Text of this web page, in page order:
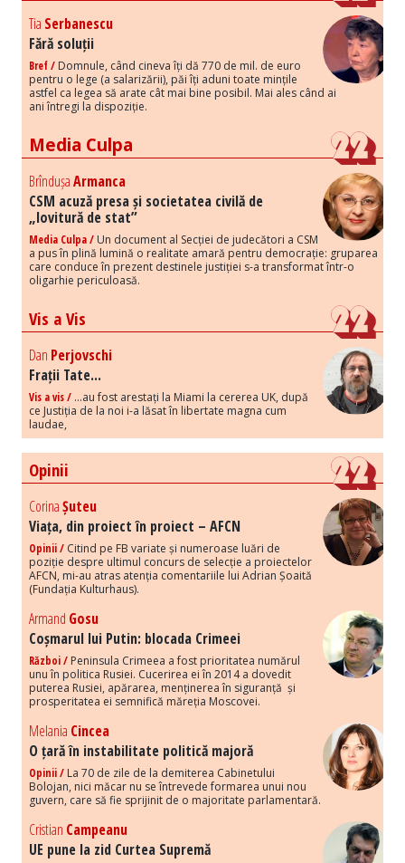
Tia Serbanescu
Fără soluții
Bref / Domnule, când cineva îți dă 770 de mil. de euro
pentru o lege (a salarizării), păi îți aduni toate mințile
astfel ca legea să arate cât mai bine posibil. Mai ales când ai
ani întregi la dispoziție.
Media Culpa
BrîndușaArmanca
CSM acuză presa și societatea civilă de
„lovitură de stat”
Media Culpa / Un document al Secției de judecători a CSM
a pus în plină lumină o realitate amară pentru democrație: gruparea
care conduce în prezent destinele justiției s-a transformat într-o
oligarhie periculoasă.
Vis a Vis
Dan Perjovschi
Frații Tate...
Vis a vis / ...au fost arestați la Miami la cererea UK, după
ce Justiția de la noi i-a lăsat în libertate magna cum
laudae,
Opinii
CorinaȘuteu
Viața, din proiect în proiect – AFCN
Opinii / Citind pe FB variate și numeroase luări de
poziție despre ultimul concurs de selecție a proiectelor
AFCN, mi-au atras atenția comentariile lui Adrian Șoaită
(Fundația Kulturhaus).
Armand Gosu
Coșmarul lui Putin: blocada Crimeei
Război / Peninsula Crimeea a fost prioritatea numărul
unu în politica Rusiei. Cucerirea ei în 2014 a dovedit
puterea Rusiei, apărarea, menținerea în siguranță și
prosperitatea ei semnifică măreția Moscovei.
Melania Cincea
O țară în instabilitate politică majoră
Opinii / La 70 de zile de la demiterea Cabinetului
Bolojan, nici măcar nu se întrevede formarea unui nou
guvern, care să fie sprijinit de o majoritate parlamentară.
Cristian Campeanu
UE pune la zid Curtea Supremă